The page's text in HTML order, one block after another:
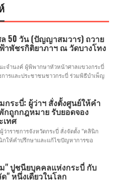
50 วัน (ปัญญาสมวาร) ถวาย
าพัชรกิติยาภาฯ ณ วัดบางโทง
ะจำนงค์ ผู้พิพากษาหัวหน้าศาลแขวงกระบี่
ารและประชาชนชาวกระบี่ ร่วมพิธีบำเพ็ญ
กระบี่: ผู้ว่าฯ สั่งตั้งศูนย์ให้คำ
ถูกกฎหมาย รับยอดจอง
เทศ
ว่าราชการจังหวัดกระบี่ สั่งจัดตั้ง "คลินิก
กให้คำปรึกษาและแก้ไขปัญหาการขอ
" ปูชนียบุคคลแห่งกระบี่ กับ
" หนึ่งเดียวในโลก